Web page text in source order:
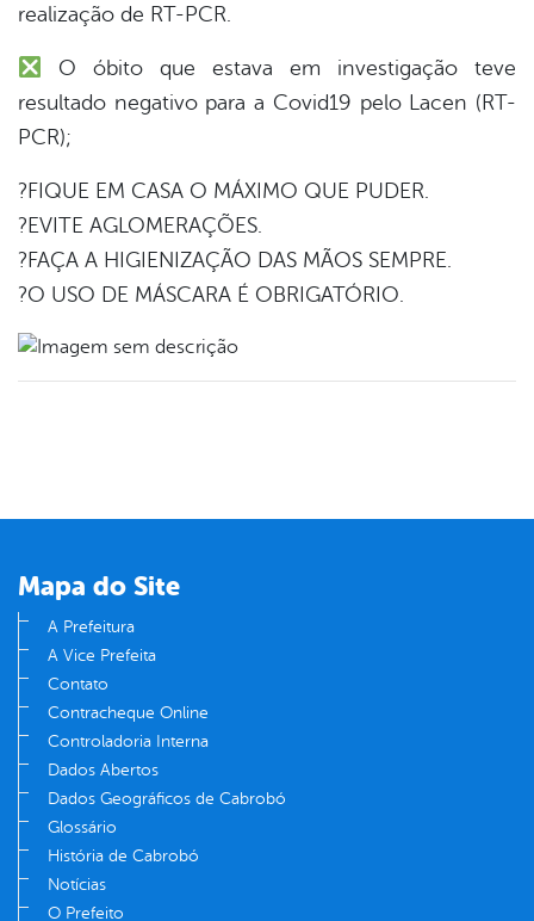
realização de RT-PCR.
O óbito que estava em investigação teve
resultado negativo para a Covid19 pelo Lacen (RT-
PCR);
?FIQUE EM CASA O MÁXIMO QUE PUDER.
?EVITE AGLOMERAÇÕES.
?FAÇA A HIGIENIZAÇÃO DAS MÃOS SEMPRE.
?O USO DE MÁSCARA É OBRIGATÓRIO.
Mapa do Site
A Prefeitura
A Vice Prefeita
Contato
Contracheque Online
Controladoria Interna
Dados Abertos
Dados Geográficos de Cabrobó
Glossário
História de Cabrobó
Notícias
O Prefeito